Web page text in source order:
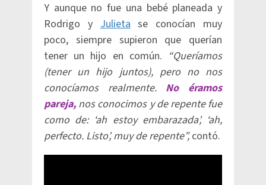
Y aunque no fue una bebé planeada y
Rodrigo yJulietase conocían muy
poco, siempre supieron que querían
tener un hijo en común. “Queríamos
(tener un hijo juntos), pero no nos
conocíamos realmente.No éramos
pareja, nos conocimos y de repente fue
como de: ‘ah estoy embarazada’, ‘ah,
perfecto. Listo’, muy de repente”,contó.